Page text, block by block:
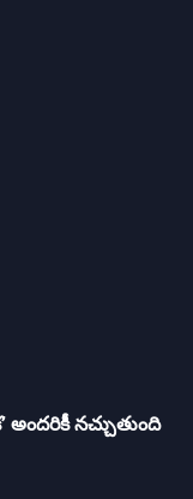
నచ్చుతుంది